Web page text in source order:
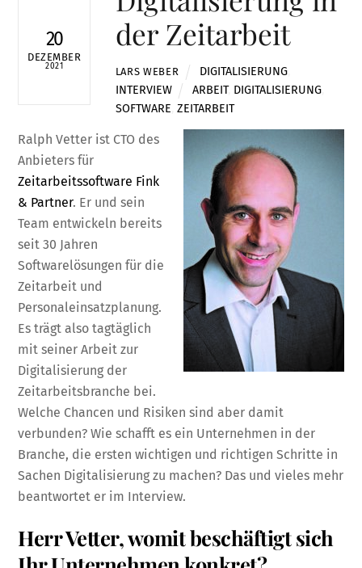
20
DEZEMBER
2021
der Zeitarbeit
LARS WEBER DIGITALISIERUNG,
INTERVIEW
ARBEIT, DIGITALISIERUNG
SOFTWARE ZEITARBEIT
Ralph Vetter ist CTO des
Anbieters für
Zeitarbeitssoftware Fink
& Partner. Er und sein
Team entwickeln bereits
seit 30 Jahren
Softwarelösungen für die
Zeitarbeit und
Personaleinsatzplanung.
Es trägt also tagtäglich
mit seiner Arbeit zur
Digitalisierung der
Zeitarbeitsbranche bei.
Welche Chancen und Risiken sind aber damit
verbunden? Wie schafft es ein Unternehmen in der
Branche, die ersten wichtigen und richtigen Schritte in
Sachen Digitalisierung zu machen? Das und vieles mehr
beantwortet er im Interview.
Herr Vetter, womit beschäftigt sich